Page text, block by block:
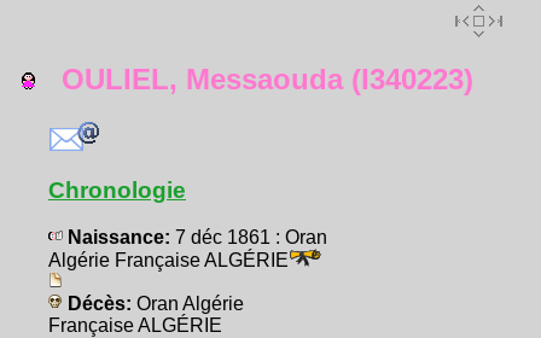
OULIEL, Messaouda (I340223)
Chronologie
Naissance: 7 déc 1861 : Oran
Algérie Française ALGÉRIE
Décès: Oran Algérie
Française ALGÉRIE